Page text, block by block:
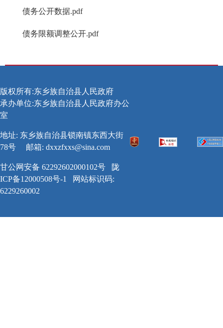
债务公开数据.pdf
债务限额调整公开.pdf
版权所有:东乡族自治县人民政府
承办单位:东乡族自治县人民政府办公
室
地址: 东乡族自治县锁南镇东西大街
78号
邮箱: dxxzfxxs@sina.com
甘公网安备 62292602000102号
陇
ICP备12000508号-1
网站标识码:
6229260002